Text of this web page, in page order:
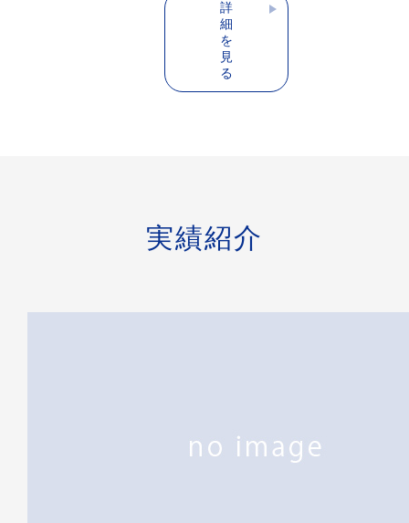
修工事」とし
て技術を研
鑽、さらに幅
広い分野で活
躍の場を広げ
詳
細